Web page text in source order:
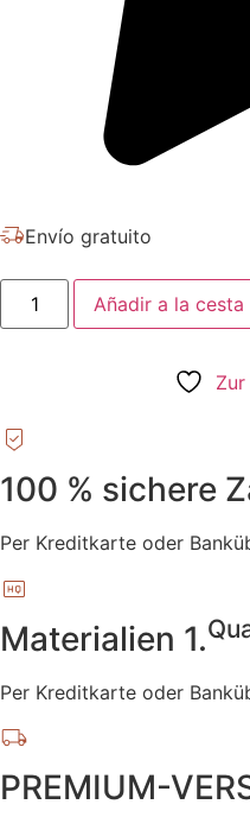
Envío gratuito
Añadir a la cesta
100 % sichere
Per Kreditkarte oder
Materialien 1.
Per Kreditkarte oder
PREMIUM-